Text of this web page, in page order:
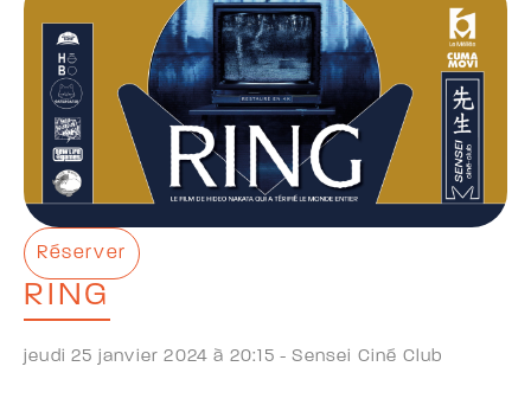
Réserver
RING
jeudi 25 janvier 2024 à 20:15 -Sensei Ciné Club